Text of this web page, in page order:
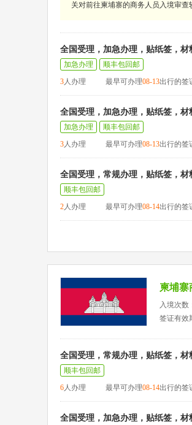
关对前往柬埔寨的商务人员入境审查
全国受理，加急办理，贴纸签，材
加急办理
顺丰包回邮
3人办理 最早可办理08-13出行的签
全国受理，加急办理，贴纸签，材
加急办理
顺丰包回邮
3人办理 最早可办理08-13出行的签
全国受理，常规办理，贴纸签，材
顺丰包回邮
2人办理 最早可办理08-14出行的签
柬埔寨
入境次数
签证有效
全国受理，常规办理，贴纸签，材
顺丰包回邮
6人办理 最早可办理08-14出行的签
全国受理，加急办理，贴纸签，材